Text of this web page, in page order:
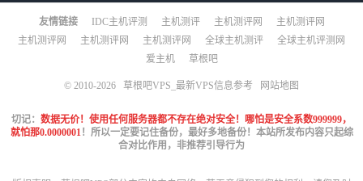
友情链接 IDC主机评测 主机测评 主机测评网
主机测评网
主机测评网
主机测评网 主机测评网 全球主机测评
全球主机评测网
爱主机
草根吧
© 2010-2026 草根吧VPS_最新VPS信息参考 网站地图
切记： 数据无价！使用任何服务器都不存在绝对安全！哪怕是安全系数999999，
就怕那0.0000001！所以一定要记住备份，最好多地备份！本站所发布内容只起综
合对比作用，非推荐引导行为